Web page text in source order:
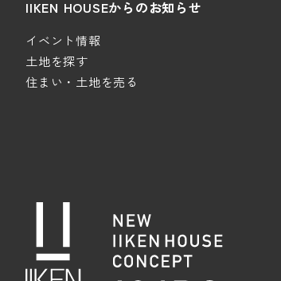
IIKEN HOUSEからのお知らせ
イベント情報
土地を探す
住まい・土地を売る